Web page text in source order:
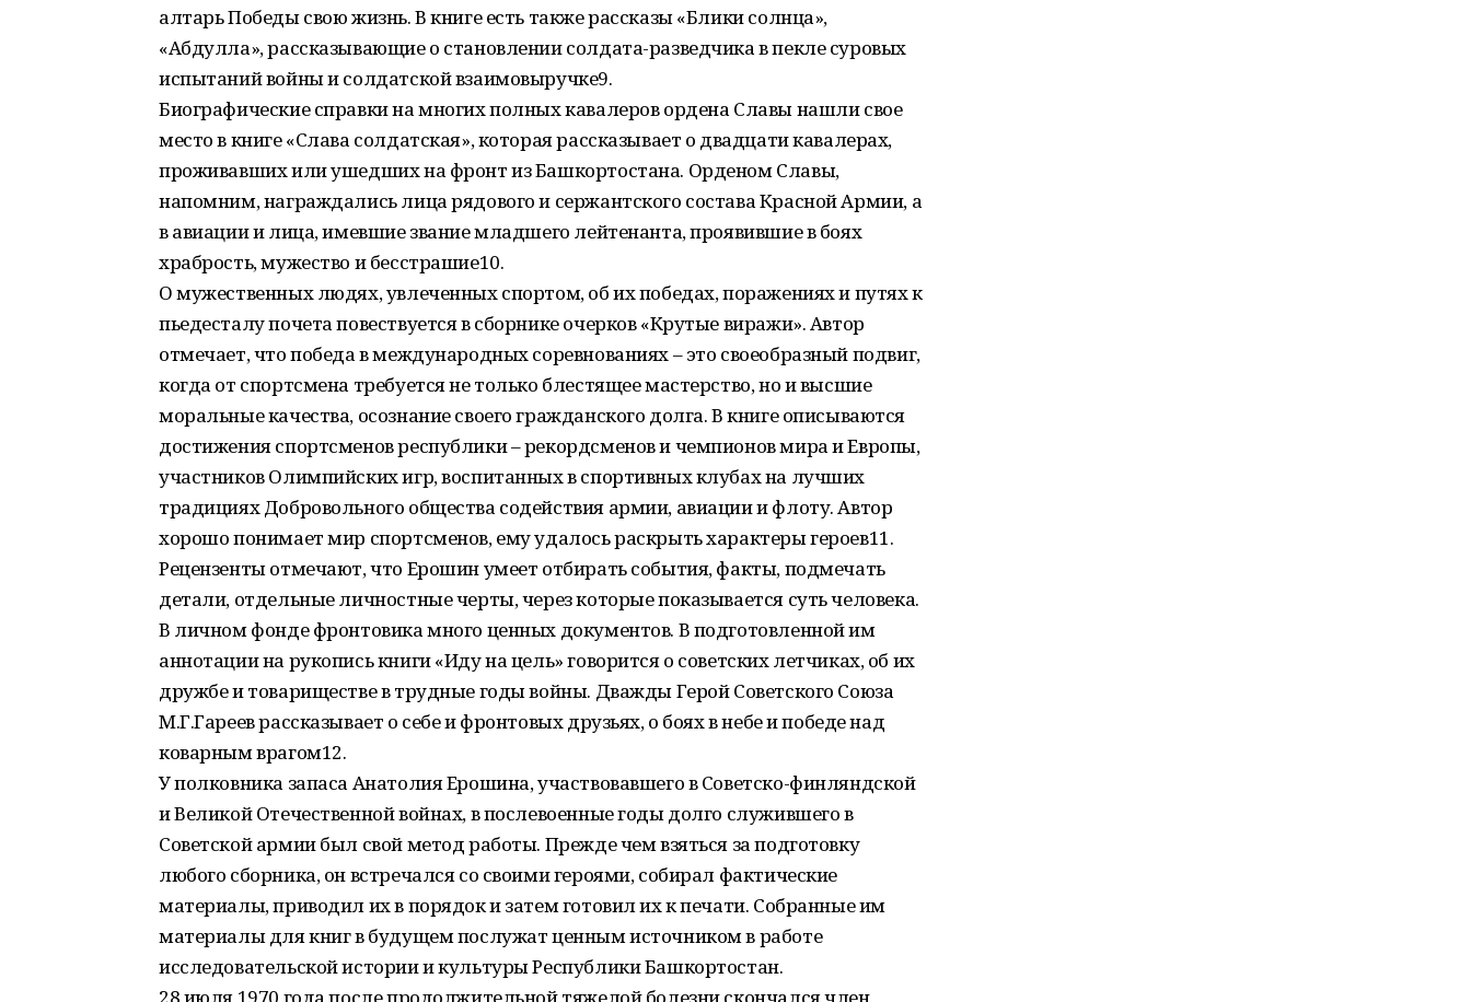
алтарь Победы свою жизнь. В книге есть также рассказы «Блики солнца»,
«Абдулла», рассказывающие о становлении солдата-разведчика в пекле суровых
испытаний войны и солдатской взаимовыручке9.
Биографические справки на многих полных кавалеров ордена Славы нашли свое
место в книге «Слава солдатская», которая рассказывает о двадцати кавалерах,
проживавших или ушедших на фронт из Башкортостана. Орденом Славы,
напомним, награждались лица рядового и сержантского состава Красной Армии, а
в авиации и лица, имевшие звание младшего лейтенанта, проявившие в боях
храбрость, мужество и бесстрашие10.
О мужественных людях, увлеченных спортом, об их победах, поражениях и путях к
пьедесталу почета повествуется в сборнике очерков «Крутые виражи». Автор
отмечает, что победа в международных соревнованиях – это своеобразный подвиг,
когда от спортсмена требуется не только блестящее мастерство, но и высшие
моральные качества, осознание своего гражданского долга. В книге описываются
достижения спортсменов республики – рекордсменов и чемпионов мира и Европы,
участников Олимпийских игр, воспитанных в спортивных клубах на лучших
традициях Добровольного общества содействия армии, авиации и флоту. Автор
хорошо понимает мир спортсменов, ему удалось раскрыть характеры героев11.
Рецензенты отмечают, что Ерошин умеет отбирать события, факты, подмечать
детали, отдельные личностные черты, через которые показывается суть человека.
В личном фонде фронтовика много ценных документов. В подготовленной им
аннотации на рукопись книги «Иду на цель» говорится о советских летчиках, об их
дружбе и товариществе в трудные годы войны. Дважды Герой Советского Союза
М.Г.Гареев рассказывает о себе и фронтовых друзьях, о боях в небе и победе над
коварным врагом12.
У полковника запаса Анатолия Ерошина, участвовавшего в Советско-финляндской
и Великой Отечественной войнах, в послевоенные годы долго служившего в
Советской армии был свой метод работы. Прежде чем взяться за подготовку
любого сборника, он встречался со своими героями, собирал фактические
материалы, приводил их в порядок и затем готовил их к печати. Собранные им
материалы для книг в будущем послужат ценным источником в работе
исследовательской истории и культуры Республики Башкортостан.